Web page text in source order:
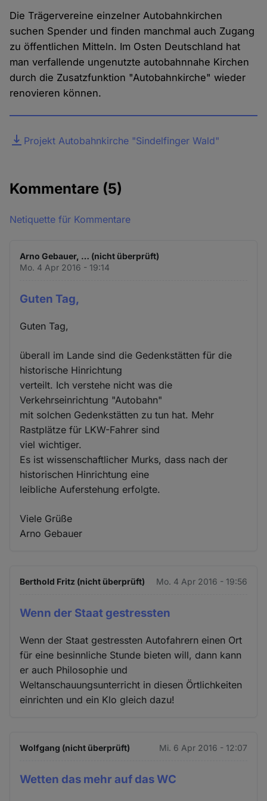
Die Trägervereine einzelner Autobahnkirchen
suchen Spender und finden manchmal auch Zugang
zu öffentlichen Mitteln. Im Osten Deutschland hat
man verfallende ungenutzte autobahnnahe Kirchen
durch die Zusatzfunktion "Autobahnkirche" wieder
renovieren können.
DateiProjekt Autobahnkirche "Sindelfinger Wald"
Kommentare (5)
Netiquette für Kommentare
Arno Gebauer, … (nicht überprüft)
Mo. 4 Apr 2016 - 19:14
Guten Tag,
Guten Tag,
überall im Lande sind die Gedenkstätten für die
historische Hinrichtung
verteilt. Ich verstehe nicht was die
Verkehrseinrichtung "Autobahn"
mit solchen Gedenkstätten zu tun hat. Mehr
Rastplätze für LKW-Fahrer sind
viel wichtiger.
Es ist wissenschaftlicher Murks, dass nach der
historischen Hinrichtung eine
leibliche Auferstehung erfolgte.
Viele Grüße
Arno Gebauer
Berthold Fritz (nicht überprüft) Mo. 4 Apr 2016 - 19:56
Wenn der Staat gestressten
Wenn der Staat gestressten Autofahrern einen Ort
für eine besinnliche Stunde bieten will, dann kann
er auch Philosophie und
Weltanschauungsunterricht in diesen Örtlichkeiten
einrichten und ein Klo gleich dazu!
Wolfgang (nicht überprüft) Mi. 6 Apr 2016 - 12:07
Wetten das mehr auf das WC